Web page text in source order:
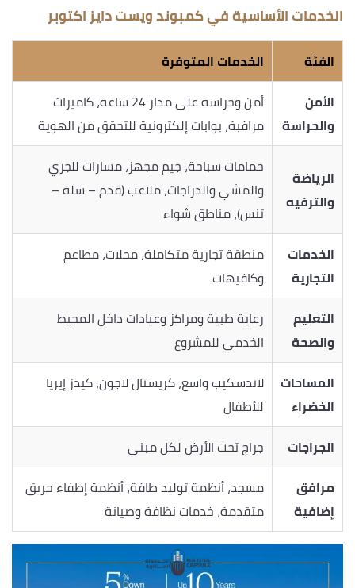
الخدمات الأساسية في كمبوند ويست دايز اكتوبر
الفئة
الخدمات المتوفرة
الأمن
والحراسة
أمن وحراسة على مدار 24 ساعة، كاميرات
مراقبة، بوابات إلكترونية للتحقق من الهوية
الرياضة
والترفيه
حمامات سباحة، جيم مجهز، مسارات للجري
والمشي والدراجات، ملاعب (قدم – سلة –
تنس)، مناطق شواء
الخدمات
التجارية
منطقة تجارية متكاملة، محلات، مطاعم
وكافيهات
التعليم
والصحة
رعاية طبية ومراكز وعيادات داخل المحيط
الخدمي للمشروع
المساحات
الخضراء
لاندسكيب واسع، كريستال لاجون، كيدز إيريا
للأطفال
الجراجات
جراج تحت الأرض لكل مبنى
مرافق
إضافية
مسجد، أنظمة توليد طاقة، أنظمة إطفاء حريق
متقدمة، خدمات نظافة وصيانة